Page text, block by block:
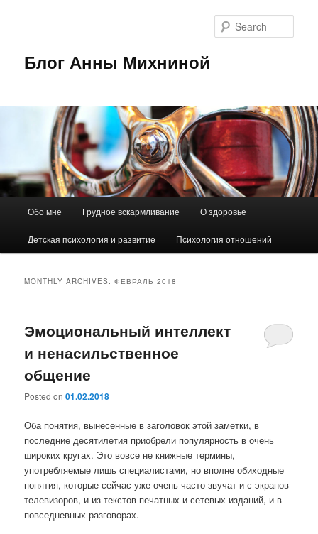
Блог Анны Михниной
Skip
to
Skip
to
Обо мне Грудное вскармливание О здоровье
Детская психология и развитие Психология отношений
MONTHLY ARCHIVES:ФЕВРАЛЬ 2018
Эмоциональный интеллект
и ненасильственное
общение
Posted on01.02.2018
Оба понятия, вынесенные в заголовок этой заметки, в
последние десятилетия приобрели популярность в очень
широких кругах. Это вовсе не книжные термины,
употребляемые лишь специалистами, но вполне обиходные
понятия, которые сейчас уже очень часто звучат и с экранов
телевизоров, и из текстов печатных и сетевых изданий, и в
повседневных разговорах.